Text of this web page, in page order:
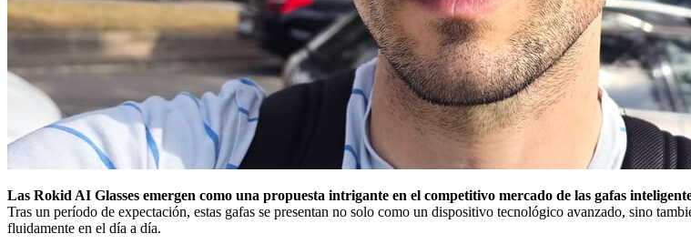
Las Rokid AI Glasses emergen como una propuesta intrigante en el competitivo mercado de las gafas
Tras un período de expectación, estas gafas se presentan no solo como un dispositivo tecnológico avanzado, sino
fluidamente en el día a día.